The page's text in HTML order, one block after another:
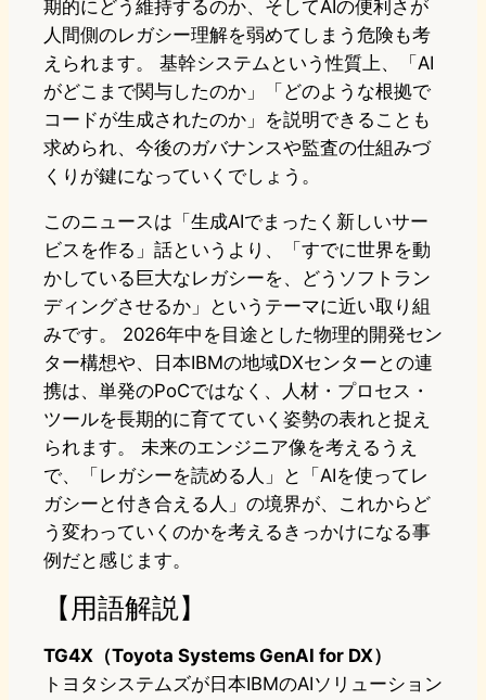
期的にどう維持するのか、そしてAIの便利さが
人間側のレガシー理解を弱めてしまう危険も考
えられます。 基幹システムという性質上、「AI
がどこまで関与したのか」「どのような根拠で
コードが生成されたのか」を説明できることも
求められ、今後のガバナンスや監査の仕組みづ
くりが鍵になっていくでしょう。
このニュースは「生成AIでまったく新しいサー
ビスを作る」話というより、「すでに世界を動
かしている巨大なレガシーを、どうソフトラン
ディングさせるか」というテーマに近い取り組
みです。 2026年中を目途とした物理的開発セン
ター構想や、日本IBMの地域DXセンターとの連
携は、単発のPoCではなく、人材・プロセス・
ツールを長期的に育てていく姿勢の表れと捉え
られます。 未来のエンジニア像を考えるうえ
で、「レガシーを読める人」と「AIを使ってレ
ガシーと付き合える人」の境界が、これからど
う変わっていくのかを考えるきっかけになる事
例だと感じます。
【用語解説】
TG4X（Toyota Systems GenAI for DX）
トヨタシステムズが日本IBMのAIソリューション